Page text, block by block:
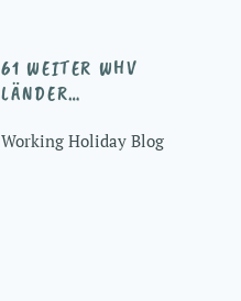
61 WEITER WHV
LÄNDER…
Working Holiday Blog